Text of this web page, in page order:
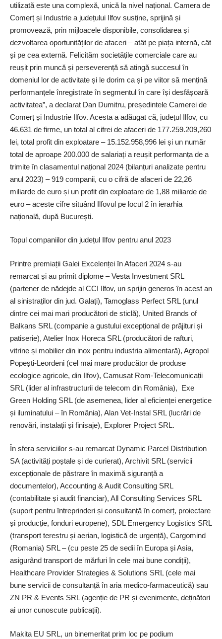
utilizată este una complexă, unică la nivel național. Camera de
Comerț și Industrie a județului Ilfov susține, sprijină și
promovează, prin mijloacele disponibile, consolidarea și
dezvoltarea oportunităților de afaceri – atât pe piața internă, cât
și pe cea externă. Felicităm societățile comerciale care au
reușit prin muncă și perseverență să atingă succesul în
domeniul lor de activitate și le dorim ca și pe viitor să mențină
performanțele înregistrate în segmentul în care își desfășoară
activitatea”, a declarat Dan Dumitru, președintele Camerei de
Comerț și Industrie Ilfov. Acesta a adăugat că, județul Ilfov, cu
46.631 de firme, un total al cifrei de afaceri de 177.259.209,260
lei, total profit din exploatare – 15.152.958,996 lei și un număr
total de aproape 200.000 de salariați a reușit performanța de a
trimite în clasamentul național 2024 (bilanțuri analizate pentru
anul 2023) – 919 companii, cu o cifră de afaceri de 22,26
miliarde de euro și un profit din exploatare de 1,88 miliarde de
euro – aceste cifre situând Ilfovul pe locul 2 în ierarhia
națională, după București.
Topul companiilor din județul Ilfov pentru anul 2023
Printre premiații Galei Excelenței în Afaceri 2024 s-au
remarcat și au primit diplome – Vesta Investment SRL
(partener de nădejde al CCI Ilfov, un sprijin generos în acest an
al sinistraților din jud. Galați), Tamoglass Perfect SRL (unul
dintre cei mai mari producători de sticlă), United Brands of
Balkans SRL (companie a gustului excepțional de prăjituri și
patiserie), Atelier Inox Horeca SRL (producători de rafturi,
vitrine și mobilier din inox pentru industria alimentară), Agropol
Popești-Leordeni (cel mai mare producător de produse
ecologice agricole, din Ilfov), Camusat Rom-Telecomunicații
SRL (lider al infrastructurii de telecom din România), Exe
Green Holding SRL (de asemenea, lider al eficienței energetice
și iluminatului – în România), Alan Vet-Instal SRL (lucrări de
renovări, instalații și finisaje), Explorer Project SRL.
În sfera serviciilor s-au remarcat Dynamic Parcel Distribution
SA (activități poștale și de curierat), Archivit SRL (servicii
excepționale de păstrare în maximă siguranță a
documentelor), Accounting & Audit Consulting SRL
(contabilitate și audit financiar), All Consulting Services SRL
(suport pentru întreprinderi și consultanță în comerț, proiectare
și producție, fonduri europene), SDL Emergency Logistics SRL
(transport terestru și aerian, logistică de urgență), Cargomind
(Romania) SRL – (cu peste 25 de sedii în Europa și Asia,
asigurând transport de mărfuri în cele mai bune condiții),
Healthcare Provider Strategies & Solutions SRL (cele mai
bune servicii de consultanță în aria medico-farmaceutică) sau
ZN PR & Events SRL (agenție de PR și evenimente, deținători
ai unor cunoscute publicații).
Makita EU SRL, un binemeritat prim loc pe podium